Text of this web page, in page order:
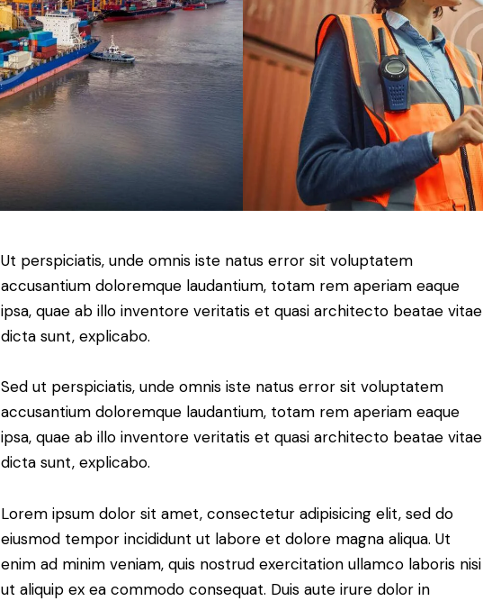
Ut perspiciatis, unde omnis iste natus error sit voluptatem
accusantium doloremque laudantium, totam rem aperiam eaque
ipsa, quae ab illo inventore veritatis et quasi architecto beatae vitae
dicta sunt, explicabo.
Sed ut perspiciatis, unde omnis iste natus error sit voluptatem
accusantium doloremque laudantium, totam rem aperiam eaque
ipsa, quae ab illo inventore veritatis et quasi architecto beatae vitae
dicta sunt, explicabo.
Lorem ipsum dolor sit amet, consectetur adipisicing elit, sed do
eiusmod tempor incididunt ut labore et dolore magna aliqua. Ut
enim ad minim veniam, quis nostrud exercitation ullamco laboris nisi
ut aliquip ex ea commodo consequat. Duis aute irure dolor in